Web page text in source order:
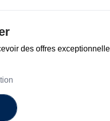
des offres